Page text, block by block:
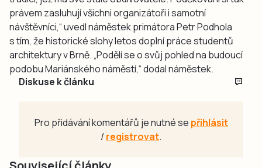
právem zasluhují všichni organizátoři i samotní
návštěvníci,“ uvedl náměstek primátora Petr Podhola
s tím, že historické slohy letos doplní práce studentů
architektury v Brně. „Podělí se o svůj pohled na budoucí
podobu Mariánského náměstí,“ dodal náměstek.
Diskuse k článku
Pro přidávání komentářů je nutné se přihlásit
/registrovat.